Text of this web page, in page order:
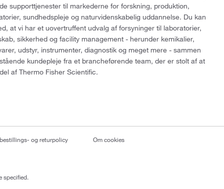
supporttjenester til markederne for forskning, produktion,
sundhedspleje og naturvidenskabelig uddannelse. Du kan
at vi har et uovertruffent udvalg af forsyninger til laboratorier,
sikkerhed og facility management - herunder kemikalier,
udstyr, instrumenter, diagnostik og meget mere - sammen
kundepleje fra et brancheførende team, der er stolt af at
af Thermo Fisher Scientific.
og returpolicy Om cookies
specified.